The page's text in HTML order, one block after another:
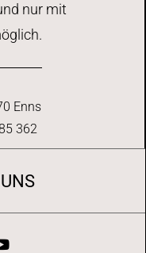
nur mit
Enns
362